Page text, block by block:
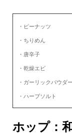
・ピーナッツ
・ちりめん
・唐辛子
・乾燥エビ
・ガーリックパウダー
・ハーブソルト
ホップ：